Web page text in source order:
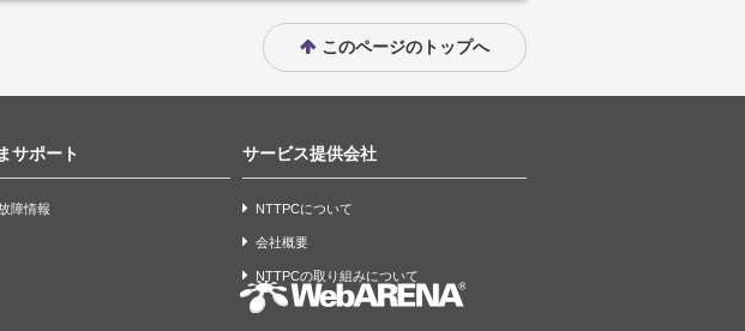
このページのトップへ
サポート
障情報
サービス提供会社
NTTPCについて
会社概要
NTTPCの取り組みについて